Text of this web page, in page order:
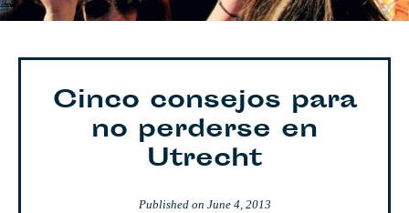
Cinco consejos para
no perderse en
Utrecht
Published on June 4, 2013